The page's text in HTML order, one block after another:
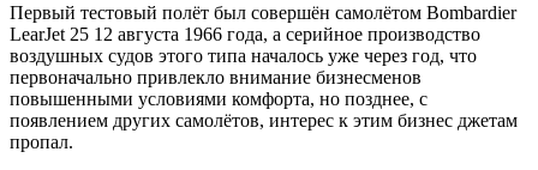
Первый тестовый полёт был совершён самолётом Bombardier
LearJet 25 12 августа 1966 года, а серийное производство
воздушных судов этого типа началось уже через год, что
первоначально привлекло внимание бизнесменов
повышенными условиями комфорта, но позднее, с
появлением других самолётов, интерес к этим бизнес джетам
пропал.